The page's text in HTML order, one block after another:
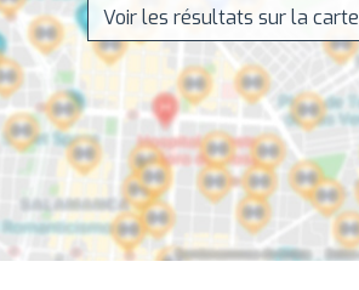
Voir les résultats sur la carte